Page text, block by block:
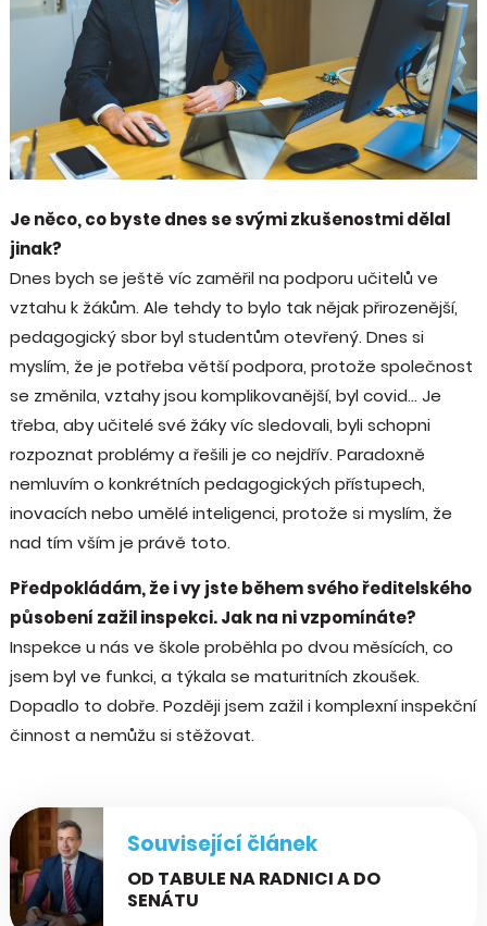
Je něco, co byste dnes se svými zkušenostmi dělal
jinak?
Dnes bych se ještě víc zaměřil na podporu učitelů ve
vztahu k žákům. Ale tehdy to bylo tak nějak přirozenější,
pedagogický sbor byl studentům otevřený. Dnes si
myslím, že je potřeba větší podpora, protože společnost
se změnila, vztahy jsou komplikovanější, byl covid… Je
třeba, aby učitelé své žáky víc sledovali, byli schopni
rozpoznat problémy a řešili je co nejdřív. Paradoxně
nemluvím o konkrétních pedagogických přístupech,
inovacích nebo umělé inteligenci, protože si myslím, že
nad tím vším je právě toto.
Předpokládám, že i vy jste během svého ředitelského
působení zažil inspekci. Jak na ni vzpomínáte?
Inspekce u nás ve škole proběhla po dvou měsících, co
jsem byl ve funkci, a týkala se maturitních zkoušek.
Dopadlo to dobře. Později jsem zažil i komplexní inspekční
činnost a nemůžu si stěžovat.
Související článek
OD TABULE NA RADNICI A DO
SENÁTU